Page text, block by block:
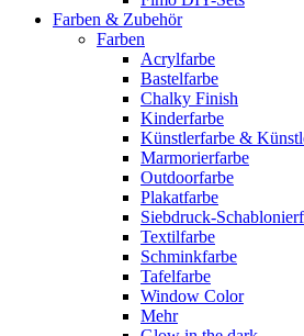
Farben & Zubehör
Farben
Acrylfarbe
Bastelfarbe
Chalky Finish
Kinderfarbe
Künstlerfarbe &
Marmorierfarbe
Outdoorfarbe
Plakatfarbe
Siebdruck-
Textilfarbe
Schminkfarbe
Tafelfarbe
Window Color
Mehr